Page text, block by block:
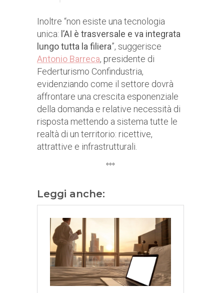
Inoltre “non esiste una tecnologia
unica: l’AI è trasversale e va integrata
lungo tutta la filiera”, suggerisce
Antonio Barreca, presidente di
Federturismo Confindustria,
evidenziando come il settore dovrà
affrontare una crescita esponenziale
della domanda e relative necessità di
risposta mettendo a sistema tutte le
realtà di un territorio: ricettive,
attrattive e infrastrutturali.
°°°
Leggi anche: